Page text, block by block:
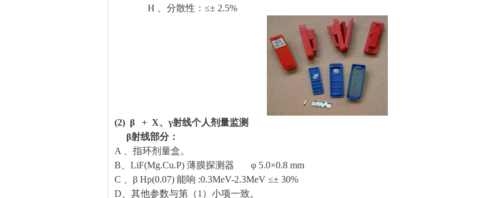
H 、分散性：≤± 2.5%
(2) β + X、γ射线个人剂量监测
β射线部分：
A 、指环剂量盒。
B、LiF(Mg.Cu.P) 薄膜探测器 φ 5.0×0.8 mm
C 、β Hp(0.07) 能响 :0.3MeV-2.3MeV ≤± 30%
D、其他参数与第（1）小项一致。